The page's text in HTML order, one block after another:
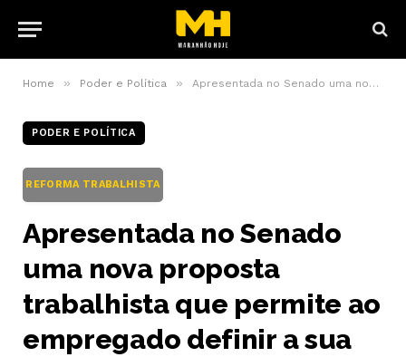
Home » Poder e Política » Apresentada no Senado uma nova proposta trabalhista que permite ao empregado definir a sua escala de trabalho
PODER E POLÍTICA
REFORMA TRABALHISTA
Apresentada no Senado
uma nova proposta
trabalhista que permite ao
empregado definir a sua